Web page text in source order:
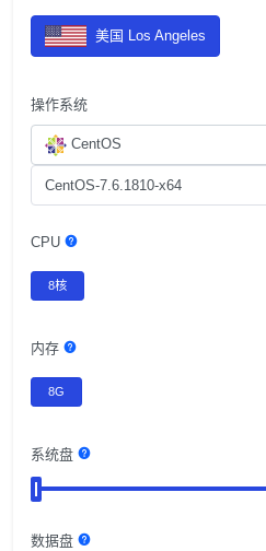
美国 Los Angeles
操作系统
CentOS
CPU
8核
内存
8G
系统盘
数据盘